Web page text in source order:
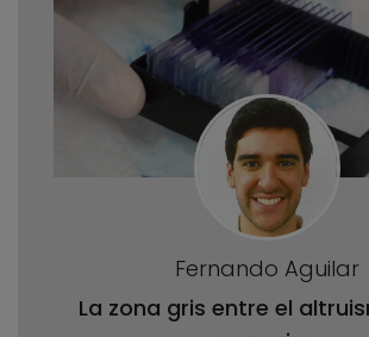
Fernando Aguilar
La zona gris entre el